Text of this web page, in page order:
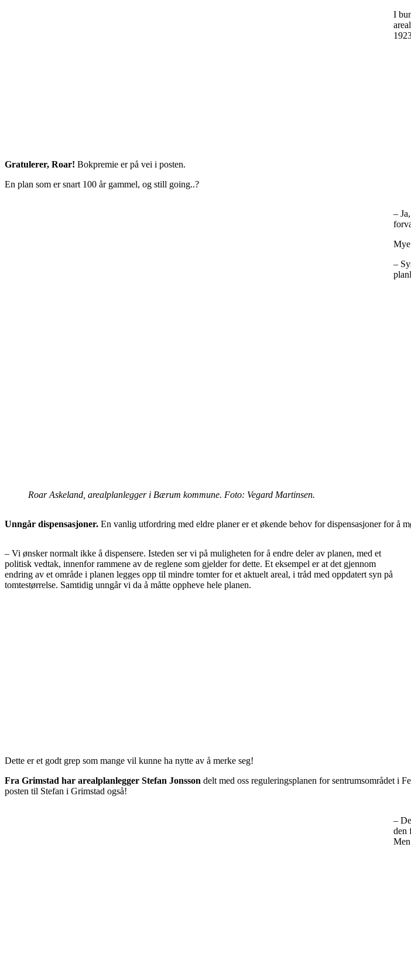
I
Gratulerer, Roar! Bokpremie er på vei i posten.
En plan som er snart 100 år gammel, og still going..?
Roar Askeland, arealplanlegger i Bærum kommune. Foto: Vegard Martinsen.
–
–
Unngår dispensasjoner. En vanlig utfordring med eldre planer er et økende behov for dispensasjoner for å
– Vi ønsker normalt ikke å dispensere. Isteden ser vi på muligheten for å endre deler av planen, med et
politisk vedtak, innenfor rammene av de reglene som gjelder for dette. Et eksempel er at det gjennom
endring av et område i planen legges opp til mindre tomter for et aktuelt areal, i tråd med oppdatert syn på
tomtestørrelse. Samtidig unngår vi da å måtte oppheve hele planen.
Dette er et godt grep som mange vil kunne ha nytte av å merke seg!
Fra Grimstad har arealplanlegger Stefan Jonsson delt med oss reguleringsplanen for sentrumsområdet i
posten til Stefan i Grimstad også!
–
den